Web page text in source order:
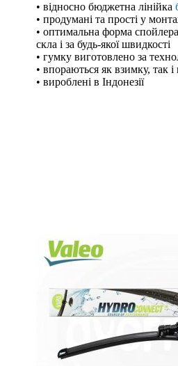
• відносно бюджетна лінійка
• продумані та прості у
• оптимальна форма
скла і за будь-якої швидкості
• гумку виготовлено за
• впораються як взимку, так і
• вироблені в Індонезії